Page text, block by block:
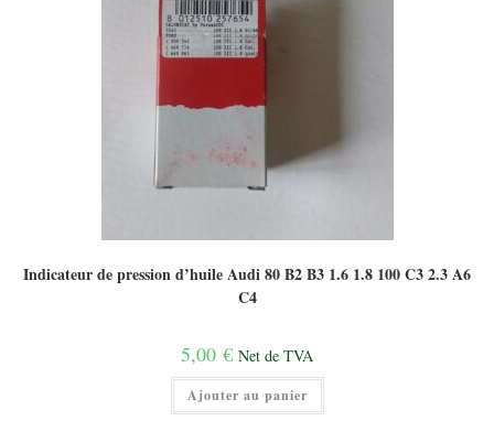
Indicateur de pression d’huile Audi 80 B2 B3 1.6 1.8 100 C3 2.3 A6
C4
5,00 € Net de TVA
Ajouter au panier